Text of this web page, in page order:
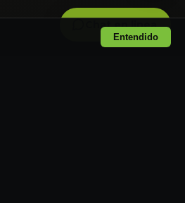
Chat en linea
Entendido